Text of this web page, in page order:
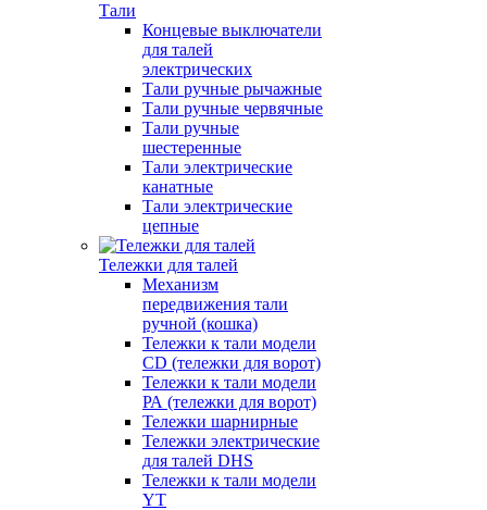
Тали
Концевые выключатели
для талей
электрических
Тали ручные рычажные
Тали ручные червячные
Тали ручные
шестеренные
Тали электрические
канатные
Тали электрические
цепные
Тележки для талей
Механизм
передвижения тали
ручной (кошка)
Тележки к тали модели
CD (тележки для ворот)
Тележки к тали модели
РА (тележки для ворот)
Тележки шарнирные
Тележки электрические
для талей DHS
Тележки к тали модели
YT